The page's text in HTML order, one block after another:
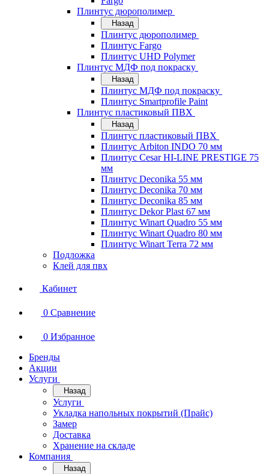
Плинтус дюрополимер
Назад
Плинтус дюрополимер
Плинтус Fargo
Плинтус UHD Polymer
Плинтус МДФ под покраску
Назад
Плинтус МДФ под покраску
Плинтус Smartprofile Paint
Плинтус пластиковый ПВХ
Назад
Плинтус пластиковый ПВХ
Плинтус Arbiton INDO 70 мм
Плинтус Cesar HI-LINE PRESTIGE 75
мм
Плинтус Deconika 55 мм
Плинтус Deconika 70 мм
Плинтус Deconika 85 мм
Плинтус Dekor Plast 67 мм
Плинтус Winart Quadro 55 мм
Плинтус Winart Quadro 80 мм
Плинтус Winart Terra 72 мм
Подложка
Клей для пвх
Кабинет
0 Сравнение
0 Избранное
Бренды
Акции
Услуги
Назад
Услуги
Укладка напольных покрытий (Прайс)
Замер
Доставка
Хранение на складе
Компания
Назад